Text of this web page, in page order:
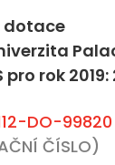
dotace
pro rok 2019:
DO-99820
ČÍSLO)